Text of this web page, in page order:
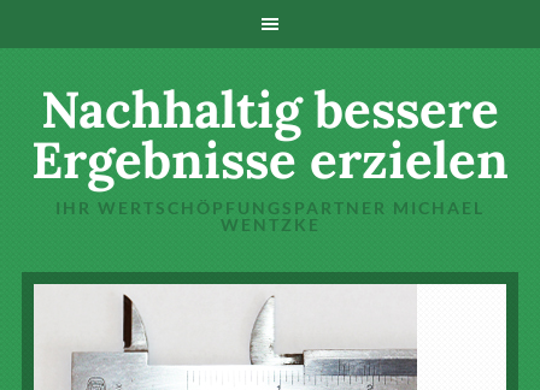
Nachhaltig bessere
Ergebnisse erzielen
IHR WERTSCHÖPFUNGSPARTNER MICHAEL
WENTZKE